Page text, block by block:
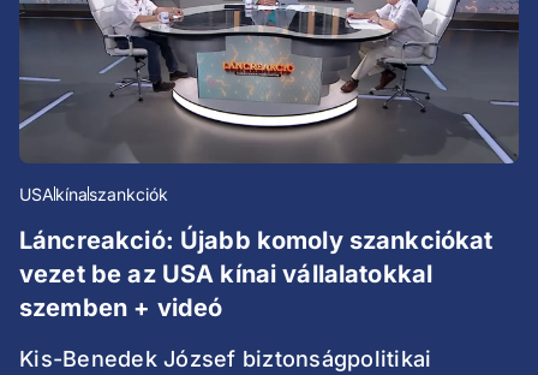
USAkínaszankciók
Láncreakció: Újabb komoly szankciókat
vezet be az USA kínai vállalatokkal
szemben + videó
Kis-Benedek József biztonságpolitikai